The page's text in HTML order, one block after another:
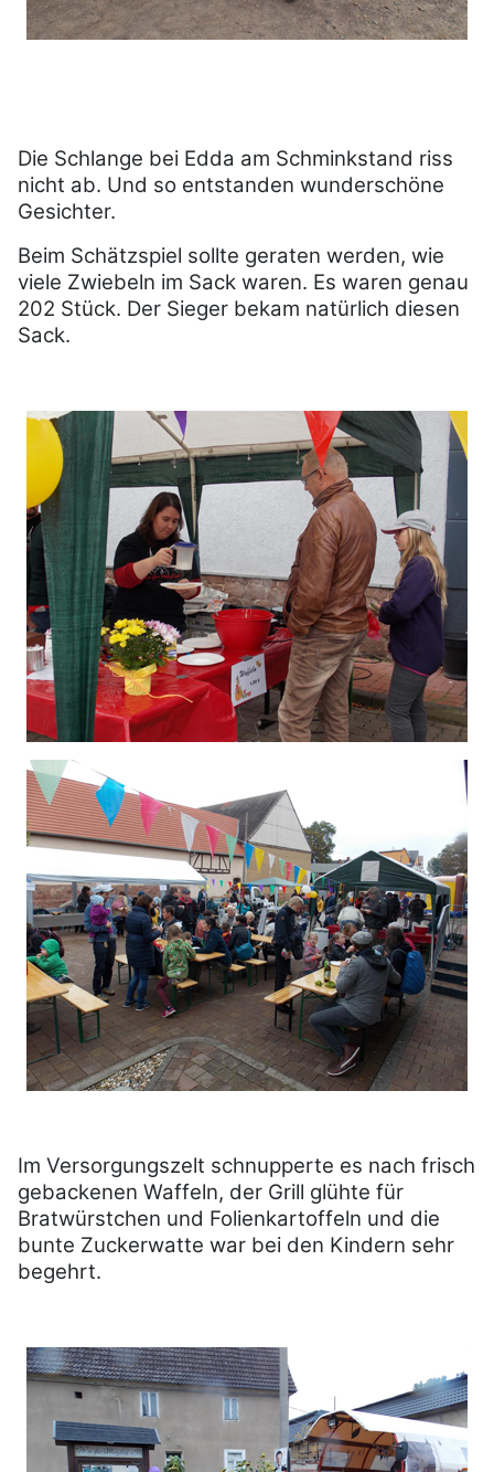
Die Schlange bei Edda am Schminkstand riss
nicht ab. Und so entstanden wunderschöne
Gesichter.
Beim Schätzspiel sollte geraten werden, wie
viele Zwiebeln im Sack waren. Es waren genau
202 Stück. Der Sieger bekam natürlich diesen
Sack.
Im Versorgungszelt schnupperte es nach frisch
gebackenen Waffeln, der Grill glühte für
Bratwürstchen und Folienkartoffeln und die
bunte Zuckerwatte war bei den Kindern sehr
begehrt.